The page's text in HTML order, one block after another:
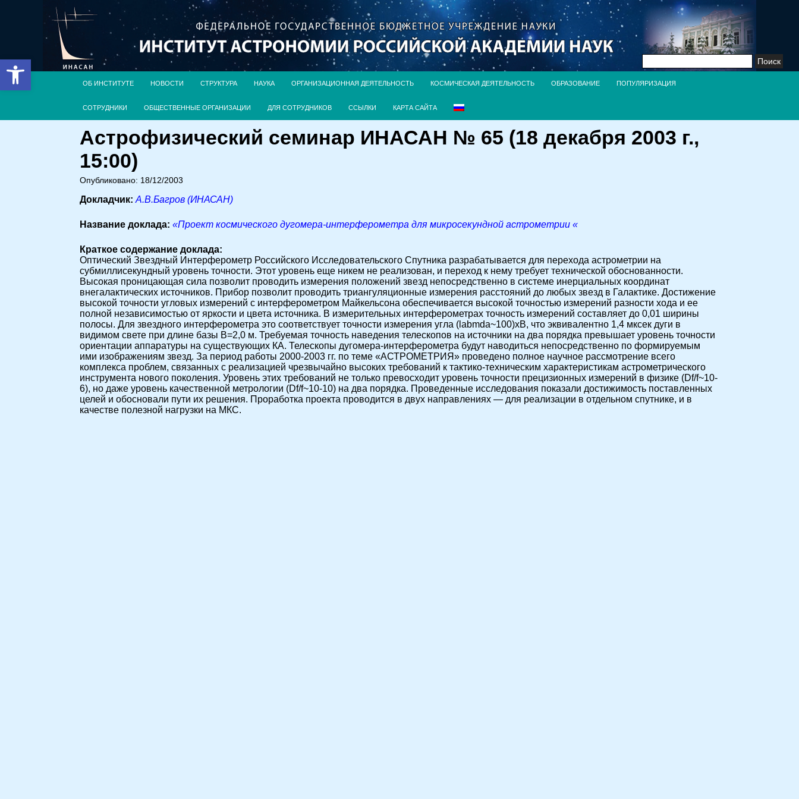
Открыть панель инструментов Найти:
ОБ ИНСТИТУТЕ НОВОСТИ СТРУКТУРА НАУКА ОРГАНИЗАЦИОННАЯ ДЕЯТЕЛЬНОСТЬ КОСМИЧЕСКАЯ ДЕЯТЕЛЬНОСТЬ ОБРАЗОВАНИЕ ПОПУЛЯРИЗАЦИЯ
СОТРУДНИКИ ОБЩЕСТВЕННЫЕ ОРГАНИЗАЦИИ ДЛЯ СОТРУДНИКОВ ССЫЛКИ КАРТА САЙТА
Астрофизический семинар ИНАСАН № 65 (18 декабря 2003 г.,
15:00)
Опубликовано: 18/12/2003
Докладчик: А.В.Багров (ИНАСАН)
Название доклада: «Проект космического дугомера-интерферометра для микросекундной астрометрии «
Краткое содержание доклада:
Оптический Звездный Интерферометр Российского Исследовательского Спутника разрабатывается для перехода астрометрии на
субмиллисекундный уровень точности. Этот уровень еще никем не реализован, и переход к нему требует технической обоснованности.
Высокая проницающая сила позволит проводить измерения положений звезд непосредственно в системе инерциальных координат
внегалактических источников. Прибор позволит проводить триангуляционные измерения расстояний до любых звезд в Галактике. Достижение
высокой точности угловых измерений с интерферометром Майкельсона обеспечивается высокой точностью измерений разности хода и ее
полной независимостью от яркости и цвета источника. В измерительных интерферометрах точность измерений составляет до 0,01 ширины
полосы. Для звездного интерферометра это соответствует точности измерения угла (labmda~100)xВ, что эквивалентно 1,4 мксек дуги в
видимом свете при длине базы В=2,0 м. Требуемая точность наведения телескопов на источники на два порядка превышает уровень точности
ориентации аппаратуры на существующих КА. Телескопы дугомера-интерферометра будут наводиться непосредственно по формируемым
ими изображениям звезд. За период работы 2000-2003 гг. по теме «АСТРОМЕТРИЯ» проведено полное научное рассмотрение всего
комплекса проблем, связанных с реализацией чрезвычайно высоких требований к тактико-техническим характеристикам астрометрического
инструмента нового поколения. Уровень этих требований не только превосходит уровень точности прецизионных измерений в физике (Df/f~10-
6), но даже уровень качественной метрологии (Df/f~10-10) на два порядка. Проведенные исследования показали достижимость поставленных
целей и обосновали пути их решения. Проработка проекта проводится в двух направлениях — для реализации в отдельном спутнике, и в
качестве полезной нагрузки на МКС.